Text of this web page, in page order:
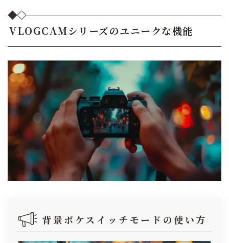
VLOGCAMシリーズのユニークな機能
背景ボケスイッチモードの使い方